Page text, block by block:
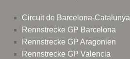
Circuit de Barcelona-Catalunya
Rennstrecke GP Barcelona
Rennstrecke GP Aragonien
Rennstrecke GP Valencia